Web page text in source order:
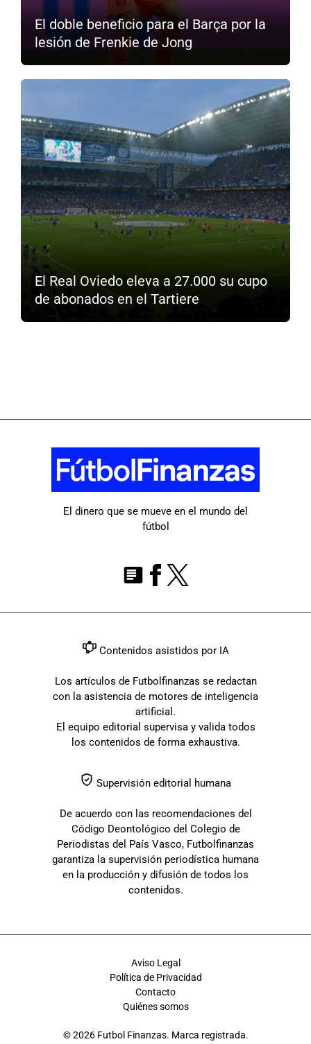
El doble beneficio para el Barça por la
lesión de Frenkie de Jong
El Real Oviedo eleva a 27.000 su cupo
de abonados en el Tartiere
El dinero que se mueve en el mundo del
fútbol
Contenidos asistidos por IA
Los artículos de Futbolfinanzas se redactan
con la asistencia de motores de inteligencia
artificial.
El equipo editorial supervisa y valida todos
los contenidos de forma exhaustiva.
Supervisión editorial humana
De acuerdo con las recomendaciones del
Código Deontológico del Colegio de
Periodistas del País Vasco, Futbolfinanzas
garantiza la supervisión periodística humana
en la producción y difusión de todos los
contenidos.
Aviso Legal
Política de Privacidad
Contacto
Quiénes somos
© 2026 Futbol Finanzas. Marca registrada.